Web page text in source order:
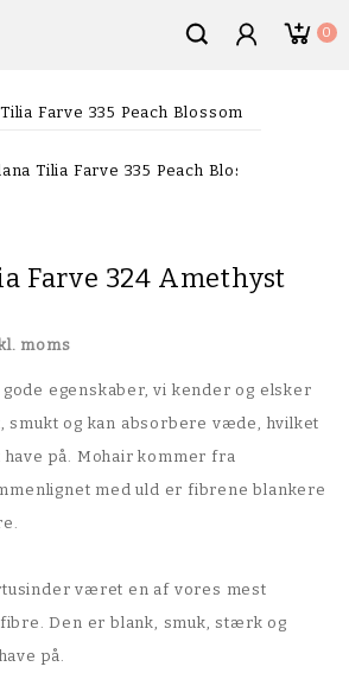
0
Farve 324 Amethyst
moms
egenskaber, vi kender og elsker
smukt og kan absorbere væde, hvilket
have på. Mohair kommer fra
med uld er fibrene blankere
været en af vores mest
Den er blank, smuk, stærk og
på.